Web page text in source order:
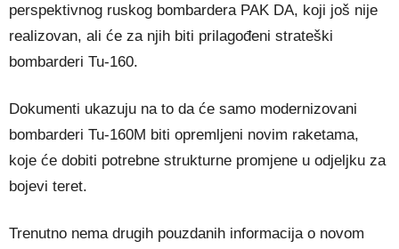
perspektivnog ruskog bombardera PAK DA, koji još nije
realizovan, ali će za njih biti prilagođeni strateški
bombarderi Tu-160.
Dokumenti ukazuju na to da će samo modernizovani
bombarderi Tu-160M ​​biti opremljeni novim raketama,
koje će dobiti potrebne strukturne promjene u odjeljku za
bojevi teret.
Trenutno nema drugih pouzdanih informacija o novom